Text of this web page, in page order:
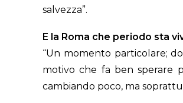
salvezza”.
E la Roma che periodo sta
“Un momento particolare;
motivo che fa ben sperare
cambiando poco, ma